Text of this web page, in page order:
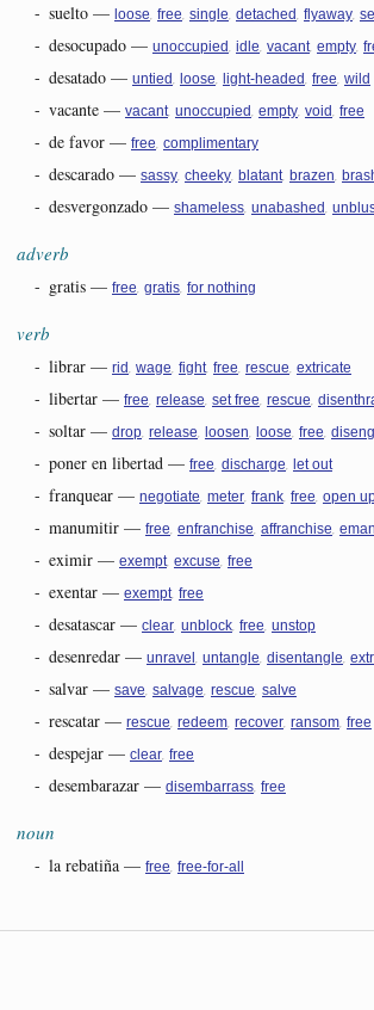
- suelto — loose, free, single, detached, flyaway,
- desocupado — unoccupied, idle, vacant, empty,
- desatado — untied, loose, light-headed, free, wild
- vacante — vacant, unoccupied, empty, void, free
- de favor — free, complimentary
- descarado — sassy, cheeky, blatant, brazen,
- desvergonzado — shameless, unabashed,
adverb
- gratis — free, gratis, for nothing
verb
- librar — rid, wage, fight, free, rescue, extricate
- libertar — free, release, set free, rescue,
- soltar — drop, release, loosen, loose, free,
- poner en libertad — free, discharge, let out
- franquear — negotiate, meter, frank, free, open
- manumitir — free, enfranchise, affranchise,
- eximir — exempt, excuse, free
- exentar — exempt, free
- desatascar — clear, unblock, free, unstop
- desenredar — unravel , untangle, disentangle,
- salvar — save, salvage, rescue, salve
- rescatar — rescue, redeem, recover, ransom, free
- despejar — clear, free
- desembarazar — disembarrass, free
noun
- la rebatiña — free, free-for-all